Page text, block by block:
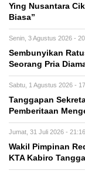
Ying Nusantara
Biasa”
Senin, 3 Agustus 2026 -
Sembunyikan
Seorang Pria
Sabtu, 1 Agustus 2026 -
Tanggapan
Pemberitaan
Jumat, 31 Juli 2026 -
Wakil Pimpinan
KTA Kabiro